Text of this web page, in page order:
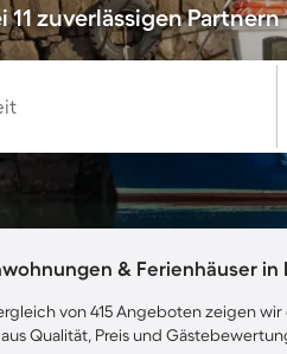
zuverlässigen Partnern
& Ferienhäuser in
von 415 Angeboten zeigen
Qualität, Preis und